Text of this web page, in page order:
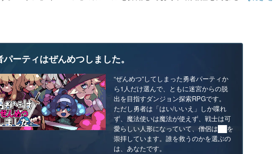
パーティはぜんめつしました。
“ぜんめつ”してしまった勇者パーティか
ら1人だけ選んで、ともに迷宮からの脱
出を目指すダンジョン探索RPGです。
ただし勇者は「はい/いいえ」しか喋れ
ず、魔法使いは魔法が使えず、戦士は可
愛らしい人形になっていて、僧侶は██を
崇拝しています。誰を救うのかを選ぶの
は、あなたです。